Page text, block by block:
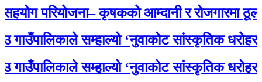
परियोजना– कृषकको आम्दानी र रोजगारमा ठूलो
सम्हाल्यो ‘नुवाकोट सांस्कृतिक धरोहर
सम्हाल्यो ‘नुवाकोट सांस्कृतिक धरोहर